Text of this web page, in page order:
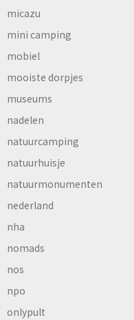
micazu
mini camping
mobiel
mooiste dorpjes
museums
nadelen
natuurcamping
natuurhuisje
natuurmonumenten
nederland
nha
nomads
nos
npo
onlypult